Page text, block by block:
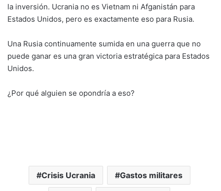
la inversión. Ucrania no es Vietnam ni Afganistán para
Estados Unidos, pero es exactamente eso para Rusia.
Una Rusia continuamente sumida en una guerra que no
puede ganar es una gran victoria estratégica para Estados
Unidos.
¿Por qué alguien se opondría a eso?
Crisis Ucrania Gastos militares